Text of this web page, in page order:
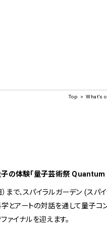
Plaza
若手作家の発掘・育成・支援を
History&Archive
Top What’s
子の体験「量子芸術祭
まで、スパイラルガーデン (スパ
とアートの対話を通して量子コ
ァイナルを迎えます。